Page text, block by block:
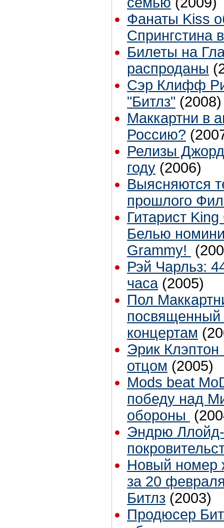
Фанаты Kiss
Спрингстина
Билеты на
распроданы
Сэр Клифф
"Битлз" (2008)
Маккартни в
Россию?
Релизы
году (2006)
Выясняются
прошлого
Гитарист
Белью
Grammy!
Рэй Чарльз:
часа (2005)
Пол
посвященный
концертам
Эрик Клэптон
отцом (2005)
Mods beat
победу над
обороны
Эндрю
Новый номер
за 20
Битлз (2003)
Продюсер